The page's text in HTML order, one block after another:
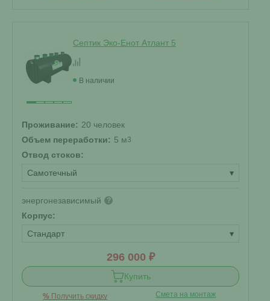
Септик Эко-Енот Атлант 5
В наличии
Проживание: 20 человек
Объем переработки: 5 м3
Отвод стоков:
Самотечный
▾
энергонезависимый ?
Корпус:
Стандарт
▾
296 000 ₽
Купить
% Получить скидку Смета на монтаж